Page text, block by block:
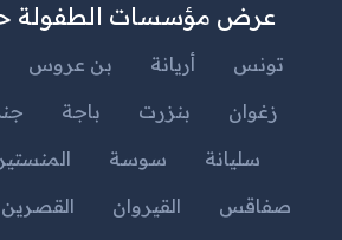
عرض مؤسسات الطفولة
تونس أريانة بن عروس
زغوان
بنزرت باجة
سليانة
سوسة المنستير
صفاقس
القيروان القصرين